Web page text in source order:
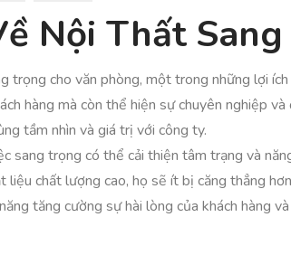
Nội Thất
trọng cho văn phòng, một trong những lợi
hàng mà còn thể hiện sự chuyên nghiệp
tầm nhìn và giá trị với công ty.
sang trọng có thể cải thiện tâm trạng và
liệu chất lượng cao, họ sẽ ít bị căng thẳng
tăng cường sự hài lòng của khách hàng